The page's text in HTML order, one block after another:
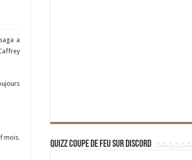
a
mois.
Quizz Coupe de Feu sur Discord